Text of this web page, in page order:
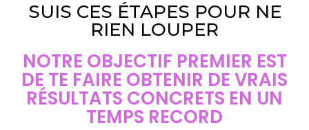
SUIS CES ÉTAPES POUR NE
RIEN LOUPER
NOTRE OBJECTIF PREMIER EST
DE TE FAIRE OBTENIR DE VRAIS
RÉSULTATS CONCRETS EN UN
TEMPS RECORD